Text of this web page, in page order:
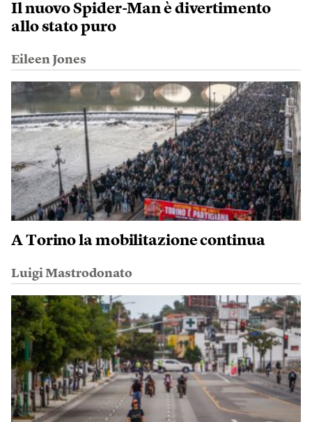
Il nuovo Spider-Man è divertimento
allo stato puro
Eileen Jones
A Torino la mobilitazione continua
Luigi Mastrodonato